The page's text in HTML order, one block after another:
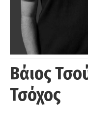
Βάιος
Τσόχος